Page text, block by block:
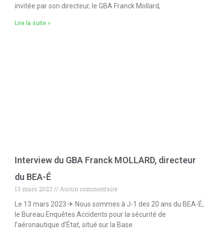
invitée par son directeur, le GBA Franck Mollard,
Lire la suite »
Interview du GBA Franck MOLLARD, directeur
du BEA-É
13 mars 2023
Aucun commentaire
Le 13 mars 2023 ✈ Nous sommes à J-1 des 20 ans du BEA-É,
le Bureau Enquêtes Accidents pour la sécurité de
l’aéronautique d’État, situé sur la Base